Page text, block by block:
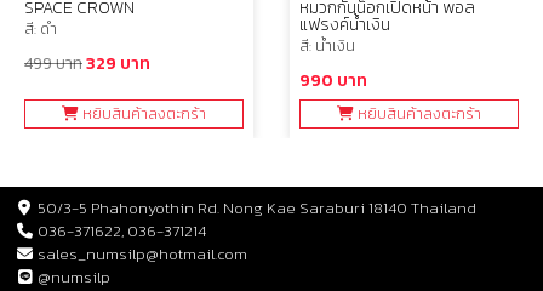
SPACE CROWN
สี: ดำ
499 บาท329 บาท
หยิบสินค้าลงตะกร้า
หมวกกันน็อกเปิดหน้า พอล
แฟรงค์น้ำเงิน
สี: น้ำเงิน
990 บาท
หยิบสินค้าลงตะกร้า
50/3-5 Phahonyothin Rd. Nong Kae Saraburi 18140 Thailand
036-371622, 036-371214
sales_numsilp@hotmail.com
@numsilp